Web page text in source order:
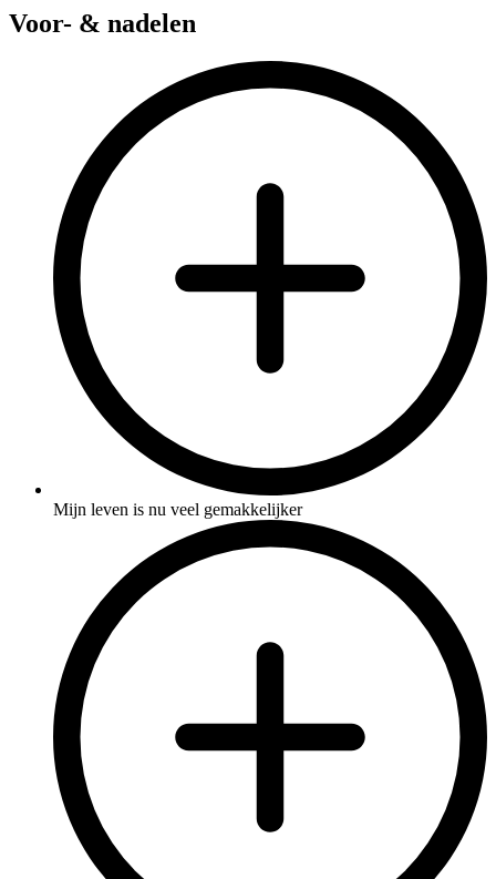
Voor- & nadelen
Mijn leven is nu veel gemakkelijker